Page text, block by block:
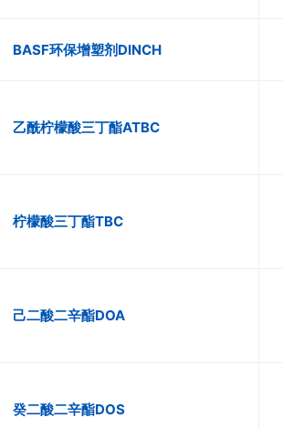
BASF环保增塑剂DINCH
乙酰柠檬酸三丁酯ATBC
柠檬酸三丁酯TBC
己二酸二辛酯DOA
癸二酸二辛酯DOS